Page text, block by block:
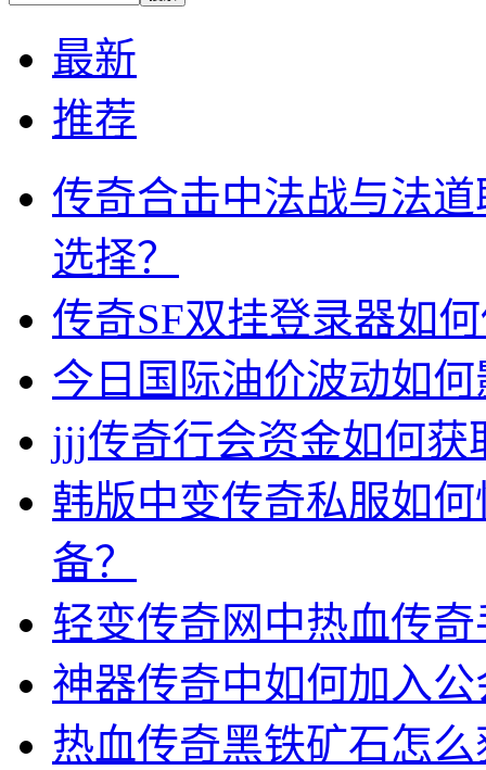
最新
推荐
传奇合击中法战与法
选择？
传奇SF双挂登录器如
今日国际油价波动如
jjj传奇行会资金如何获
韩版中变传奇私服如
备？
轻变传奇网中热血传
神器传奇中如何加入公
热血传奇黑铁矿石怎